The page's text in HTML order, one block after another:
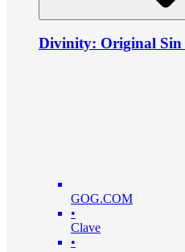
Divinity: Original Sin
GOG.COM
•
Clave
•